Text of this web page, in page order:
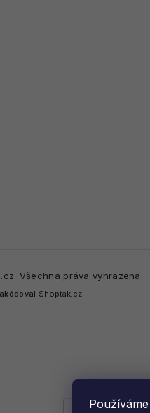
. Všechna práva vyhrazena.
Shoptak.cz